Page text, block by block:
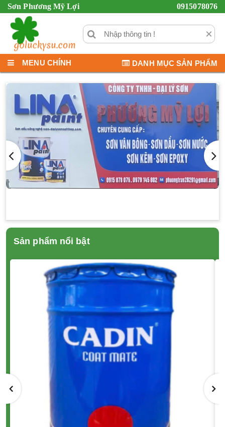
Sơn Phương Mỹ Lợi 0915078076
×
MENU CHÍNH DANH MỤC SẢN PHẨM
Sản phẩm nổi bật